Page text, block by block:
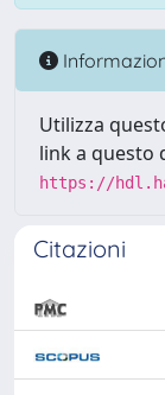
Utilizza
link a questo
https://
Citazioni